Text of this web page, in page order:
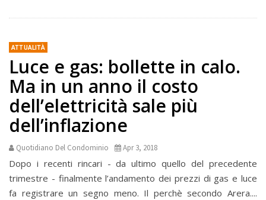
ATTUALITÀ
Luce e gas: bollette in calo.
Ma in un anno il costo
dell’elettricità sale più
dell’inflazione
Quotidiano Del Condominio Apr 3, 2018
Dopo i recenti rincari - da ultimo quello del precedente
trimestre - finalmente l’andamento dei prezzi di gas e luce
fa registrare un segno meno. Il perchè secondo Arera....